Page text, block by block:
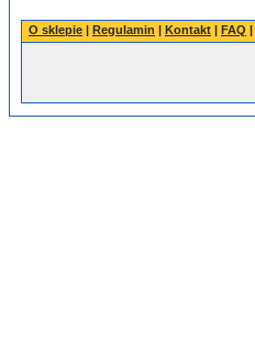
O sklepie | Regulamin | Kontakt | FAQ |